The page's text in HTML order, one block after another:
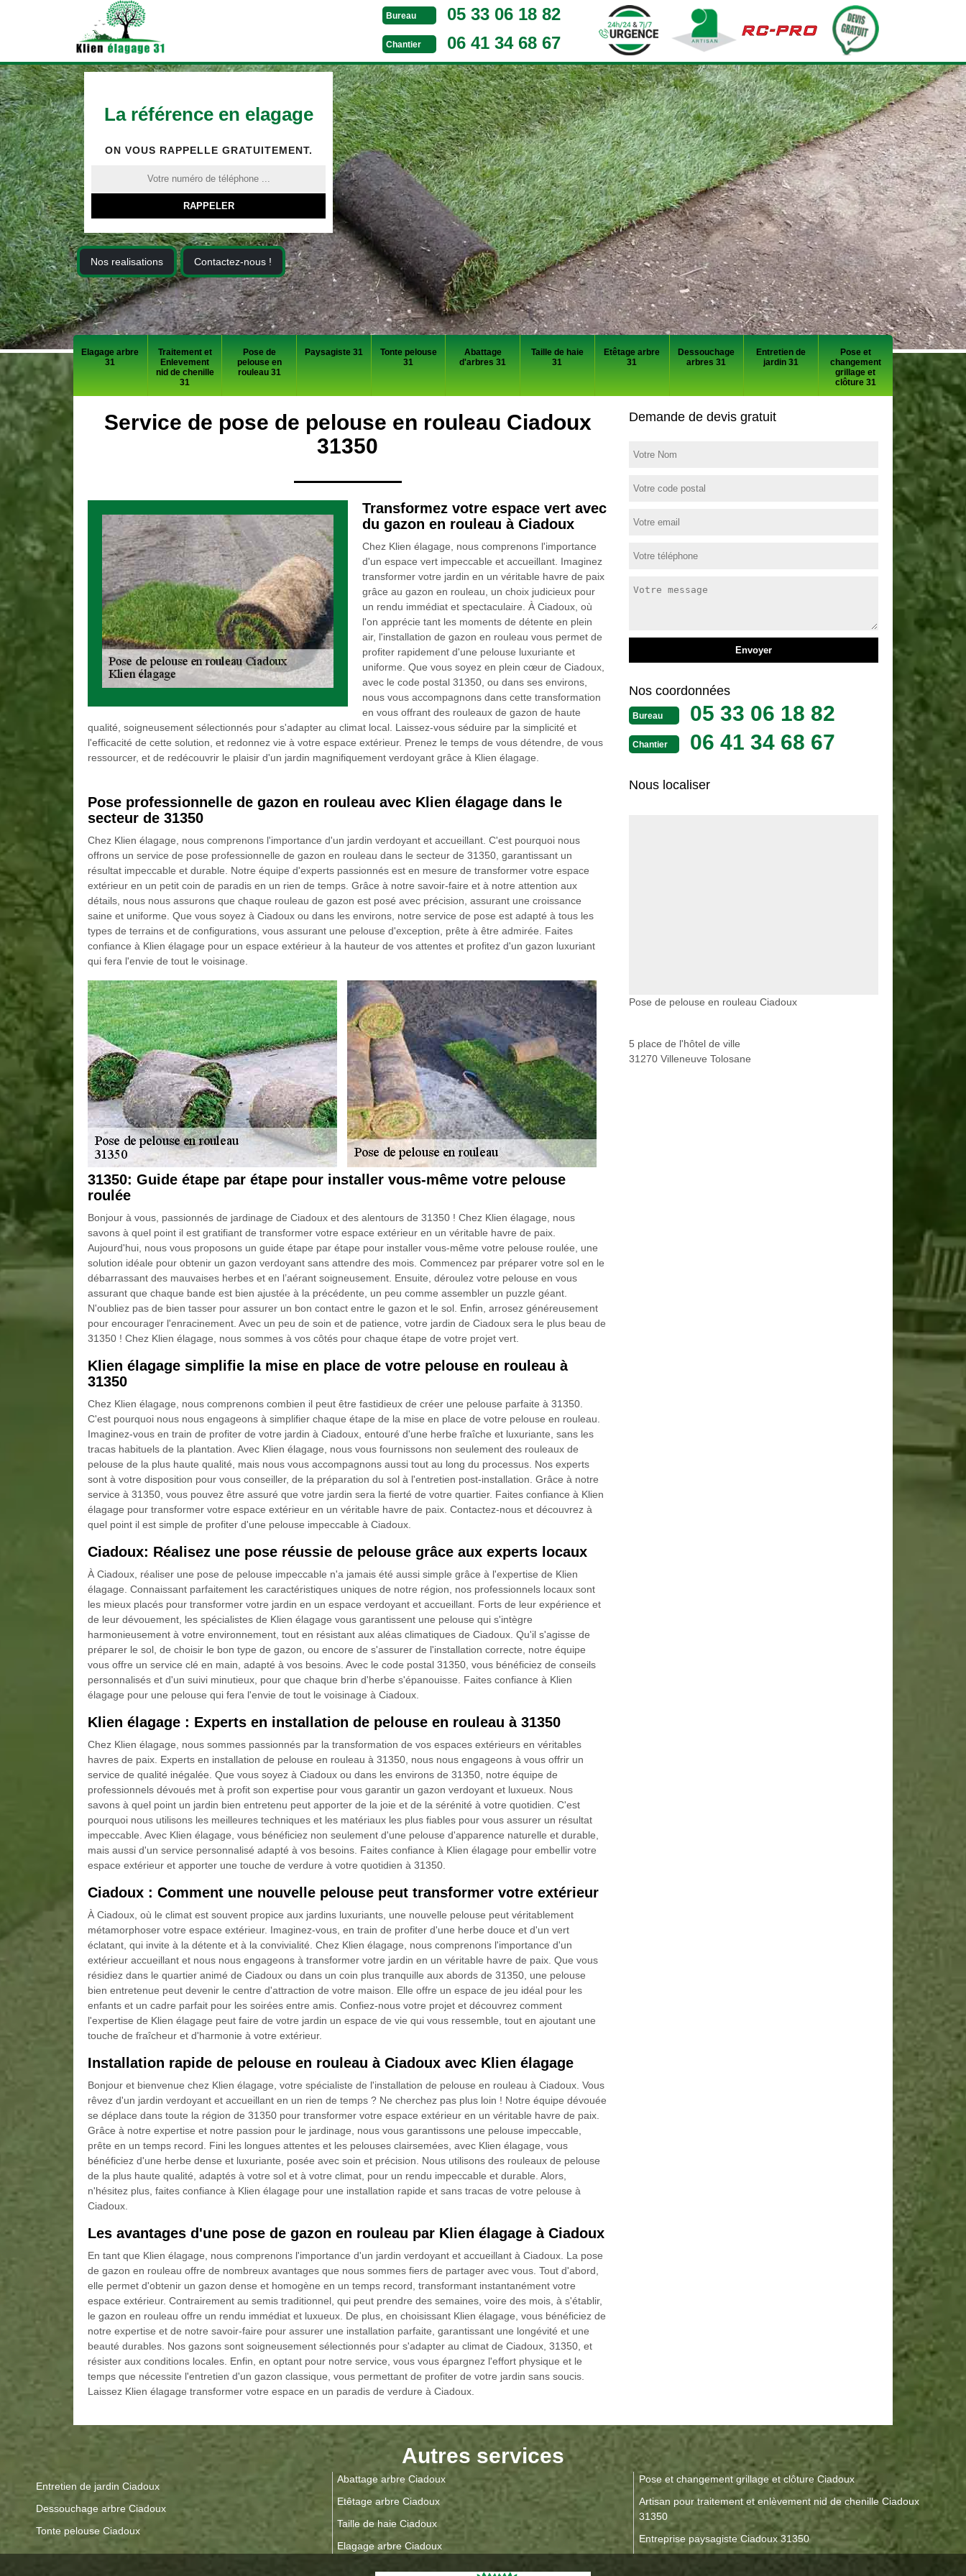
Bureau 05 33 06 18 82
Chantier 06 41 34 68 67
La référence en elagage
ON VOUS RAPPELLE GRATUITEMENT.
Nos realisations Contactez-nous !
Elagage arbre
31
Traitement et
Enlevement
nid de chenille
31
Pose de
pelouse en
rouleau 31
Paysagiste 31
Tonte pelouse
31
Abattage
d'arbres 31
Taille de haie
31
Etêtage arbre
31
Dessouchage
arbres 31
Entretien de
jardin 31
Pose et
changement
grillage et
clôture 31
Service de pose de pelouse en rouleau Ciadoux
31350
Transformez votre espace vert avec
du gazon en rouleau à Ciadoux
Chez Klien élagage, nous comprenons l'importance
d'un espace vert impeccable et accueillant. Imaginez
transformer votre jardin en un véritable havre de paix
grâce au gazon en rouleau, un choix judicieux pour
un rendu immédiat et spectaculaire. À Ciadoux, où
l'on apprécie tant les moments de détente en plein
air, l'installation de gazon en rouleau vous permet de
profiter rapidement d'une pelouse luxuriante et
uniforme. Que vous soyez en plein cœur de Ciadoux,
avec le code postal 31350, ou dans ses environs,
nous vous accompagnons dans cette transformation
en vous offrant des rouleaux de gazon de haute
qualité, soigneusement sélectionnés pour s'adapter au climat local. Laissez-vous séduire par la simplicité et
l'efficacité de cette solution, et redonnez vie à votre espace extérieur. Prenez le temps de vous détendre, de vous
ressourcer, et de redécouvrir le plaisir d'un jardin magnifiquement verdoyant grâce à Klien élagage.
Pose professionnelle de gazon en rouleau avec Klien élagage dans le
secteur de 31350
Chez Klien élagage, nous comprenons l'importance d'un jardin verdoyant et accueillant. C'est pourquoi nous
offrons un service de pose professionnelle de gazon en rouleau dans le secteur de 31350, garantissant un
résultat impeccable et durable. Notre équipe d'experts passionnés est en mesure de transformer votre espace
extérieur en un petit coin de paradis en un rien de temps. Grâce à notre savoir-faire et à notre attention aux
détails, nous nous assurons que chaque rouleau de gazon est posé avec précision, assurant une croissance
saine et uniforme. Que vous soyez à Ciadoux ou dans les environs, notre service de pose est adapté à tous les
types de terrains et de configurations, vous assurant une pelouse d'exception, prête à être admirée. Faites
confiance à Klien élagage pour un espace extérieur à la hauteur de vos attentes et profitez d'un gazon luxuriant
qui fera l'envie de tout le voisinage.
31350: Guide étape par étape pour installer vous-même votre pelouse
roulée
Bonjour à vous, passionnés de jardinage de Ciadoux et des alentours de 31350 ! Chez Klien élagage, nous
savons à quel point il est gratifiant de transformer votre espace extérieur en un véritable havre de paix.
Aujourd'hui, nous vous proposons un guide étape par étape pour installer vous-même votre pelouse roulée, une
solution idéale pour obtenir un gazon verdoyant sans attendre des mois. Commencez par préparer votre sol en le
débarrassant des mauvaises herbes et en l’aérant soigneusement. Ensuite, déroulez votre pelouse en vous
assurant que chaque bande est bien ajustée à la précédente, un peu comme assembler un puzzle géant.
N'oubliez pas de bien tasser pour assurer un bon contact entre le gazon et le sol. Enfin, arrosez généreusement
pour encourager l'enracinement. Avec un peu de soin et de patience, votre jardin de Ciadoux sera le plus beau de
31350 ! Chez Klien élagage, nous sommes à vos côtés pour chaque étape de votre projet vert.
Klien élagage simplifie la mise en place de votre pelouse en rouleau à
31350
Chez Klien élagage, nous comprenons combien il peut être fastidieux de créer une pelouse parfaite à 31350.
C'est pourquoi nous nous engageons à simplifier chaque étape de la mise en place de votre pelouse en rouleau.
Imaginez-vous en train de profiter de votre jardin à Ciadoux, entouré d'une herbe fraîche et luxuriante, sans les
tracas habituels de la plantation. Avec Klien élagage, nous vous fournissons non seulement des rouleaux de
pelouse de la plus haute qualité, mais nous vous accompagnons aussi tout au long du processus. Nos experts
sont à votre disposition pour vous conseiller, de la préparation du sol à l'entretien post-installation. Grâce à notre
service à 31350, vous pouvez être assuré que votre jardin sera la fierté de votre quartier. Faites confiance à Klien
élagage pour transformer votre espace extérieur en un véritable havre de paix. Contactez-nous et découvrez à
quel point il est simple de profiter d'une pelouse impeccable à Ciadoux.
Ciadoux: Réalisez une pose réussie de pelouse grâce aux experts locaux
À Ciadoux, réaliser une pose de pelouse impeccable n'a jamais été aussi simple grâce à l'expertise de Klien
élagage. Connaissant parfaitement les caractéristiques uniques de notre région, nos professionnels locaux sont
les mieux placés pour transformer votre jardin en un espace verdoyant et accueillant. Forts de leur expérience et
de leur dévouement, les spécialistes de Klien élagage vous garantissent une pelouse qui s'intègre
harmonieusement à votre environnement, tout en résistant aux aléas climatiques de Ciadoux. Qu'il s'agisse de
préparer le sol, de choisir le bon type de gazon, ou encore de s'assurer de l'installation correcte, notre équipe
vous offre un service clé en main, adapté à vos besoins. Avec le code postal 31350, vous bénéficiez de conseils
personnalisés et d'un suivi minutieux, pour que chaque brin d'herbe s'épanouisse. Faites confiance à Klien
élagage pour une pelouse qui fera l'envie de tout le voisinage à Ciadoux.
Klien élagage : Experts en installation de pelouse en rouleau à 31350
Chez Klien élagage, nous sommes passionnés par la transformation de vos espaces extérieurs en véritables
havres de paix. Experts en installation de pelouse en rouleau à 31350, nous nous engageons à vous offrir un
service de qualité inégalée. Que vous soyez à Ciadoux ou dans les environs de 31350, notre équipe de
professionnels dévoués met à profit son expertise pour vous garantir un gazon verdoyant et luxueux. Nous
savons à quel point un jardin bien entretenu peut apporter de la joie et de la sérénité à votre quotidien. C'est
pourquoi nous utilisons les meilleures techniques et les matériaux les plus fiables pour vous assurer un résultat
impeccable. Avec Klien élagage, vous bénéficiez non seulement d'une pelouse d'apparence naturelle et durable,
mais aussi d'un service personnalisé adapté à vos besoins. Faites confiance à Klien élagage pour embellir votre
espace extérieur et apporter une touche de verdure à votre quotidien à 31350.
Ciadoux : Comment une nouvelle pelouse peut transformer votre extérieur
À Ciadoux, où le climat est souvent propice aux jardins luxuriants, une nouvelle pelouse peut véritablement
métamorphoser votre espace extérieur. Imaginez-vous, en train de profiter d'une herbe douce et d'un vert
éclatant, qui invite à la détente et à la convivialité. Chez Klien élagage, nous comprenons l'importance d'un
extérieur accueillant et nous nous engageons à transformer votre jardin en un véritable havre de paix. Que vous
résidiez dans le quartier animé de Ciadoux ou dans un coin plus tranquille aux abords de 31350, une pelouse
bien entretenue peut devenir le centre d'attraction de votre maison. Elle offre un espace de jeu idéal pour les
enfants et un cadre parfait pour les soirées entre amis. Confiez-nous votre projet et découvrez comment
l'expertise de Klien élagage peut faire de votre jardin un espace de vie qui vous ressemble, tout en ajoutant une
touche de fraîcheur et d'harmonie à votre extérieur.
Installation rapide de pelouse en rouleau à Ciadoux avec Klien élagage
Bonjour et bienvenue chez Klien élagage, votre spécialiste de l'installation de pelouse en rouleau à Ciadoux. Vous
rêvez d'un jardin verdoyant et accueillant en un rien de temps ? Ne cherchez pas plus loin ! Notre équipe dévouée
se déplace dans toute la région de 31350 pour transformer votre espace extérieur en un véritable havre de paix.
Grâce à notre expertise et notre passion pour le jardinage, nous vous garantissons une pelouse impeccable,
prête en un temps record. Fini les longues attentes et les pelouses clairsemées, avec Klien élagage, vous
bénéficiez d'une herbe dense et luxuriante, posée avec soin et précision. Nous utilisons des rouleaux de pelouse
de la plus haute qualité, adaptés à votre sol et à votre climat, pour un rendu impeccable et durable. Alors,
n'hésitez plus, faites confiance à Klien élagage pour une installation rapide et sans tracas de votre pelouse à
Ciadoux.
Les avantages d'une pose de gazon en rouleau par Klien élagage à Ciadoux
En tant que Klien élagage, nous comprenons l'importance d'un jardin verdoyant et accueillant à Ciadoux. La pose
de gazon en rouleau offre de nombreux avantages que nous sommes fiers de partager avec vous. Tout d'abord,
elle permet d'obtenir un gazon dense et homogène en un temps record, transformant instantanément votre
espace extérieur. Contrairement au semis traditionnel, qui peut prendre des semaines, voire des mois, à s'établir,
le gazon en rouleau offre un rendu immédiat et luxueux. De plus, en choisissant Klien élagage, vous bénéficiez de
notre expertise et de notre savoir-faire pour assurer une installation parfaite, garantissant une longévité et une
beauté durables. Nos gazons sont soigneusement sélectionnés pour s'adapter au climat de Ciadoux, 31350, et
résister aux conditions locales. Enfin, en optant pour notre service, vous vous épargnez l'effort physique et le
temps que nécessite l'entretien d'un gazon classique, vous permettant de profiter de votre jardin sans soucis.
Laissez Klien élagage transformer votre espace en un paradis de verdure à Ciadoux.
Demande de devis gratuit
Nos coordonnées
Bureau 05 33 06 18 82
Chantier 06 41 34 68 67
Nous localiser
Pose de pelouse en rouleau Ciadoux
5 place de l'hôtel de ville
31270 Villeneuve Tolosane
Autres services
Entretien de jardin Ciadoux
Dessouchage arbre Ciadoux
Tonte pelouse Ciadoux
Abattage arbre Ciadoux
Etêtage arbre Ciadoux
Taille de haie Ciadoux
Elagage arbre Ciadoux
Pose et changement grillage et clôture Ciadoux
Artisan pour traitement et enlèvement nid de chenille Ciadoux
31350
Entreprise paysagiste Ciadoux 31350